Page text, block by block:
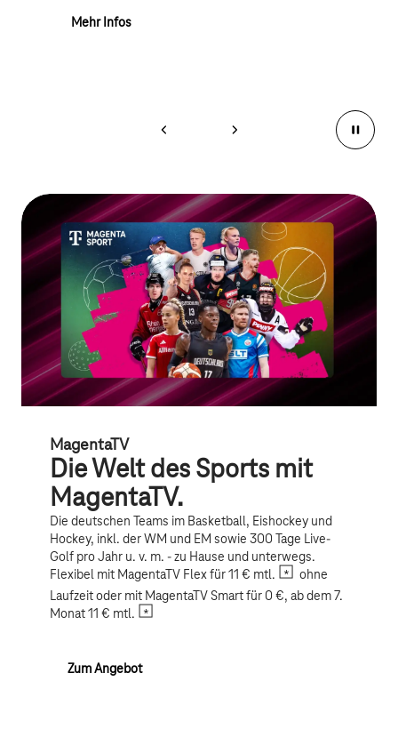
Mehr Infos
MagentaTV
Die Welt des Sports mit
MagentaTV.
Die deutschen Teams im Basketball, Eishockey und
Hockey, inkl. der WM und EM sowie 300 Tage Live-
Golf pro Jahr u. v. m. - zu Hause und unterwegs.
Flexibel mit MagentaTV Flex für 11 € mtl.
ohne
Laufzeit oder mit MagentaTV Smart für 0 €, ab dem 7.
Monat 11 € mtl.
Zum Angebot